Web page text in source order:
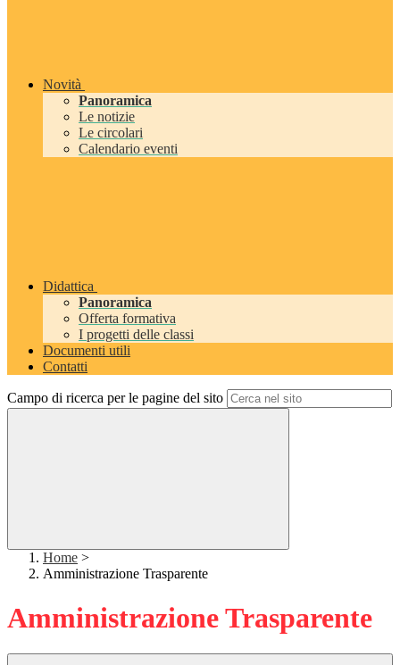
Novità
Panoramica
Le notizie
Le circolari
Calendario eventi
Didattica
Panoramica
Offerta formativa
I progetti delle classi
Documenti utili
Contatti
Campo di ricerca per le pagine del sito
Home >
Amministrazione Trasparente
Amministrazione Trasparente